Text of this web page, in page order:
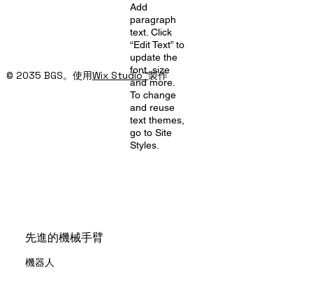
先進的機械手臂
機器人
© 2035 BGS。使用Wix Studio™製作
Add
paragraph
text. Click
“Edit Text” to
update the
font, size
and more.
To change
and reuse
text themes,
go to Site
Styles.